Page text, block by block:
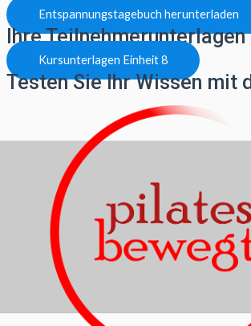
Entspannungstagebuch herunterladen
Ihre Teilnehmerunterlagen
Kursunterlagen Einheit 8
Testen Sie Ihr Wissen mit